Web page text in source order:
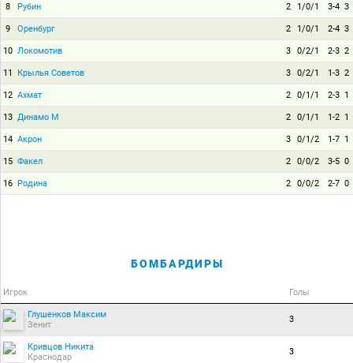
8 Рубин 2 1/0/1 3-4 3
9 Оренбург 2 1/0/1 2-4 3
10 Локомотив 3 0/2/1 2-3 2
11 Крылья Советов 3 0/2/1 1-3 2
12 Ахмат 2 0/1/1 2-3 1
13 Динамо М 2 0/1/1 1-2 1
14 Акрон 3 0/1/2 1-7 1
15 Факел 2 0/0/2 3-5 0
16 Родина 2 0/0/2 2-7 0
БОМБАРДИРЫ
Игрок Голы
Глушенков Максим
Зенит
3
Кривцов Никита
Краснодар
3